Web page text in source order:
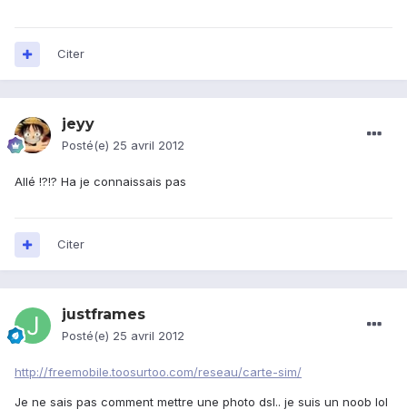
Citer
jeyy
Posté(e) 25 avril 2012
Allé !?!? Ha je connaissais pas
Citer
justframes
Posté(e) 25 avril 2012
http://freemobile.toosurtoo.com/reseau/carte-sim/
Je ne sais pas comment mettre une photo dsl.. je suis un noob lol